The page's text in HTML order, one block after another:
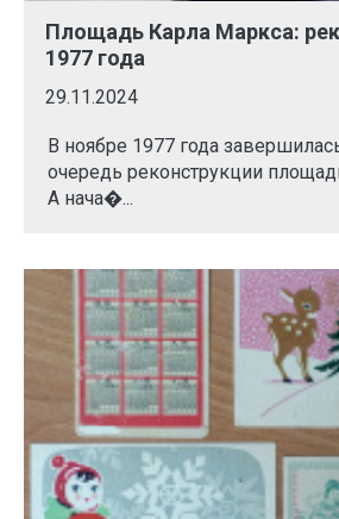
Площадь Карла Маркса:
1977 года
29.11.2024
В ноябре 1977 года
очередь реконструкции
А нача�...